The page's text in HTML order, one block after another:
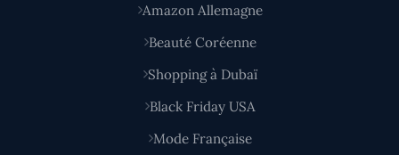
Amazon Allemagne
Beauté Coréenne
Shopping à Dubaï
Black Friday USA
Mode Française